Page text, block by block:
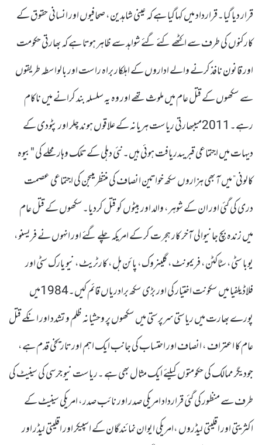
قرار دیا گیا۔قرارداد میں کہاگیا ہے کہ عینی شاہدین، صحافیوں اور انسانی حقوق کے
کارکنوں کی طرف سے اکٹھے کئے گئے شواہد سے ظاہر ہوتا ہے کہ بھارتی حکومت
اور قانون نافذ کرنے والے اداروں کے اہلکار براہ راست اور بالواسطہ طریقوں
سے سکھوں کے قتل عام میں ملوث تھے اور وہ یہ سلسلہ بند کرانے میں ناکام
رہے۔2011میںبھارتی ریاست ہریانہ کے علاقوں ہوند چلر اور پٹودی کے
دیہات میں اجتماعی قبریںدریافت ہوئی ہیں۔نئی دہلی کے تلک وہار محلے کی "بیوہ
کالونی” میں آ بھی ہزاروں سکھ خواتین انصاف کی منتظر ہیںجن کی اجتماعی عصمت
دری کی گئی اور ان کے شوہر، والد اور بیٹوں کو قتل کردیا۔سکھوں کے قتل عام
میں زندہ بچ جانیوالی آخر کار ہجرت کر کے امریکہ چلے گئے اور انہوں نے فریسنو،
یوبا سٹی، سٹاکٹن، فریمونٹ، گلینروک، پائن ہل، کارٹریٹ، نیو یارک سٹی اور
فلاڈیلفیا میں سکونت اختیار کی اور بڑی سکھ برادریاں قائم کیں۔1984میں
پورے بھارت میں ریاستی سرپرستی میں سکھوں پر وحشیانہ ظلم و تشدد اور انکے قتل
عام کا اعتراف ، انصاف اور احتساب کی جانب ایک اہم اور تاریخی قدم ہے،
جودیگر ممالک کی حکومتوں کیلئے ایک مثال بھی ہے ۔ریاست نیو جرسی کی سینیٹ کی
طرف سے منظور کی گئی قرارداد امریکی صدر اور نائب صدر، امریکی سینیٹ کے
اکثریتی اور اقلیتی لیڈروں ،امریکی ایوان نمائندگان کے اسپیکر اور اقلیتی لیڈر اور